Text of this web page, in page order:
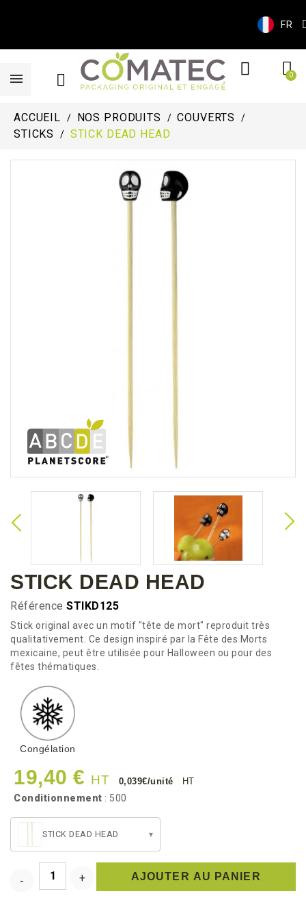
FR
ACCUEIL NOS PRODUITS
COUVERTS
STICKS
STICK DEAD HEAD
STICK DEAD HEAD
Référence STIKD125
Stick original avec un motif "tête de mort" reproduit très
qualitativement. Ce design inspiré par la Fête des Morts
mexicaine, peut être utilisée pour Halloween ou pour des
fêtes thématiques.
Congélation
19,40 € HT 0,039€/unité HT
Conditionnement : 500
STICK DEAD HEAD ▾
AJOUTER AU PANIER